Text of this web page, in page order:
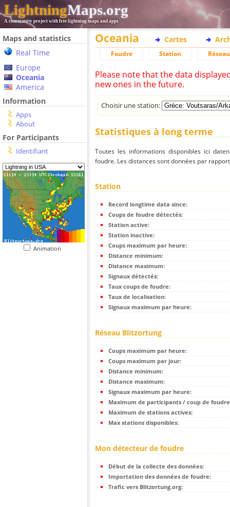
LightningMaps.org
A community project with free lightning maps and apps
Maps and statistics
Real Time
Europe
Oceania
America
Information
Apps
About
For Participants
Identifiant
Animation
Oceania Cartes
Foudre Station Réseau
Please note that the data
new ones in the future.
Choisir une station:
Statistiques à long terme
Toutes les informations disponibles ici
foudre. Les distances sont données par
Station
Record longtime data since:
Coups de foudre détectés:
Station active:
Station inactive:
Coups maximum par heure:
Distance minimum:
Distance maximum:
Signaux détectés:
Taux coups de foudre:
Taux de localisation:
Signaux maximum par heure:
Réseau Blitzortung
Coups maximum par heure:
Coups maximum par jour:
Distance minimum:
Distance maximum:
Signaux maximum par heure:
Maximum de participants / coup de
Maximum de stations actives:
Max stations disponibles:
Mon détecteur de foudre
Début de la collecte des données:
Importation des données de foudre:
Trafic vers Blitzortung.org: